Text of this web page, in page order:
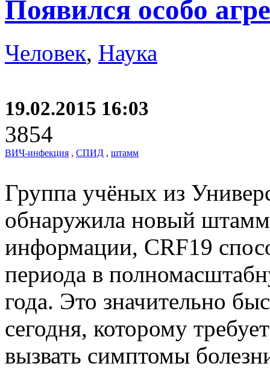
Появился особо
Человек, Наука
19.02.2015 16:03
3854
ВИЧ-инфекция , СПИД , штамм
Группа учёных из
обнаружила новый
информации, CRF19
периода в
года. Это значительно
сегодня, которому
вызвать симптомы